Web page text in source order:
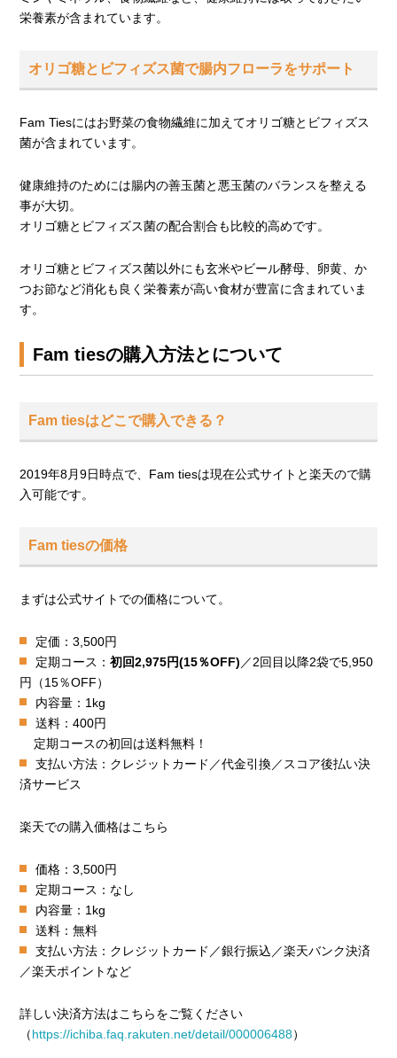
栄養素が含まれています。
オリゴ糖とビフィズス菌で腸内フローラをサポート
Fam Tiesにはお野菜の食物繊維に加えてオリゴ糖とビフィズス
菌が含まれています。
健康維持のためには腸内の善玉菌と悪玉菌のバランスを整える
事が大切。
オリゴ糖とビフィズス菌の配合割合も比較的高めです。
オリゴ糖とビフィズス菌以外にも玄米やビール酵母、卵黄、か
つお節など消化も良く栄養素が高い食材が豊富に含まれていま
す。
Fam tiesの購入方法とについて
Fam tiesはどこで購入できる？
2019年8月9日時点で、Fam tiesは現在公式サイトと楽天ので購
入可能です。
Fam tiesの価格
まずは公式サイトでの価格について。
定価：3,500円
定期コース：初回2,975円(15％OFF) ／2回目以降2袋で5,950
円（15％OFF）
内容量：1kg
送料：400円
定期コースの初回は送料無料！
支払い方法：クレジットカード／代金引換／スコア後払い決
済サービス
楽天での購入価格はこちら
価格：3,500円
定期コース：なし
内容量：1kg
送料：無料
支払い方法：クレジットカード／銀行振込／楽天バンク決済
／楽天ポイントなど
詳しい決済方法はこちらをご覧ください
（https://ichiba.faq.rakuten.net/detail/000006488）